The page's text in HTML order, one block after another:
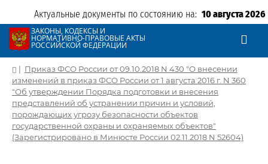
Актуальные документы по состоянию на: 10 августа 2026
ЗАКОНЫ, КОДЕКСЫ И
НОРМАТИВНО-ПРАВОВЫЕ АКТЫ
РОССИЙСКОЙ ФЕДЕРАЦИИ
| Приказ ФСО России от 09.10.2018 N 430 "О внесении
изменений в приказ ФСО России от 1 августа 2016 г. N 360
"Об утверждении Порядка подготовки и внесения
представлений об устранении причин и условий,
порождающих угрозу безопасности объектов
государственной охраны и охраняемых объектов"
(Зарегистрировано в Минюсте России 02.11.2018 N 52604)